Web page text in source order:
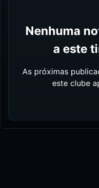
Nenhuma
a este
As próximas
este clube